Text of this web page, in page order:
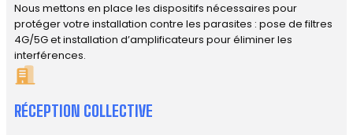
Nous mettons en place les dispositifs nécessaires pour
protéger votre installation contre les parasites : pose de filtres
4G/5G et installation d’amplificateurs pour éliminer les
interférences.
RÉCEPTION COLLECTIVE